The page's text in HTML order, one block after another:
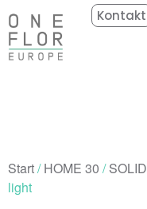
Kontakt
Start/HOME 30 /
light